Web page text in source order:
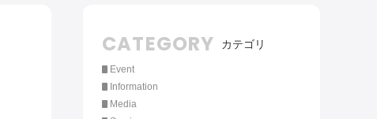
CATEGORY カテゴリ
Event
Information
Media